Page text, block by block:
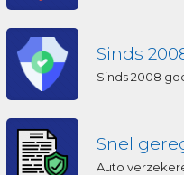
Sinds
Sinds 2008
Snel
Auto